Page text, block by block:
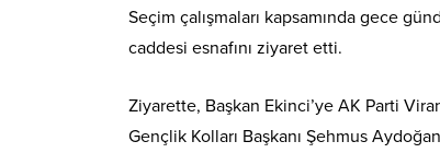
Seçim çalışmaları kapsamında gece
caddesi esnafını ziyaret etti.
Ziyarette, Başkan Ekinci’ye AK Parti
Gençlik Kolları Başkanı Şehmus